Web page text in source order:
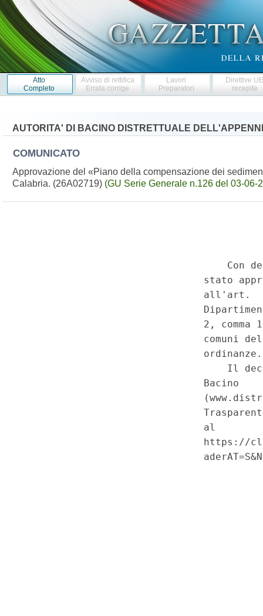
Atto
Completo
Avviso di rettifica
Errata corrige
Lavori
Preparatori
Direttive
recepite
AUTORITA' DI BACINO DISTRETTUALE
COMUNICATO
Approvazione del «Piano della compensazione dei
Calabria. (26A02719) (GU Serie Generale n.126 del 03-06-